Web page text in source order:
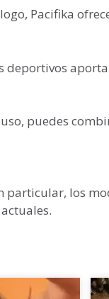
Pacifika
deportivos
puedes
particular, los